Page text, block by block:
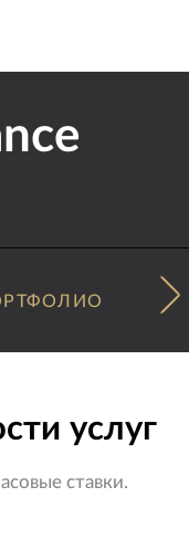
услуг
ставки.